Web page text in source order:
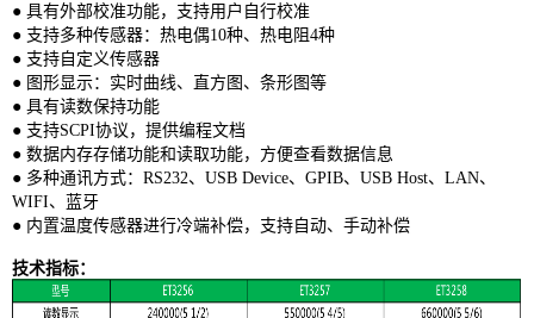
● 具有外部校准功能，支持用户自行校准
● 支持多种传感器：热电偶10种、热电阻4种
● 支持自定义传感器
● 图形显示：实时曲线、直方图、条形图等
● 具有读数保持功能
● 支持SCPI协议，提供编程文档
● 数据内存存储功能和读取功能，方便查看数据信息
● 多种通讯方式：RS232、USB Device、GPIB、USB Host、LAN、
WIFI、蓝牙
● 内置温度传感器进行冷端补偿，支持自动、手动补偿
技术指标：